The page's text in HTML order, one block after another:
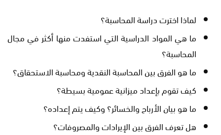
لماذا اخترت دراسة المحاسبة؟
ما هي المواد الدراسية التي استفدت منها أكثر في مجال
المحاسبة؟
ما هو الفرق بين المحاسبة النقدية ومحاسبة الاستحقاق؟
كيف تقوم بإعداد ميزانية عمومية بسيطة؟
ما هو بيان الأرباح والخسائر؟ وكيف يتم إعداده؟
هل تعرف الفرق بين الإيرادات والمصروفات؟